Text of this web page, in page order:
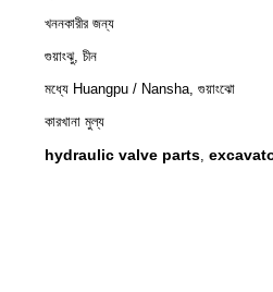
খননকারীর জন্য
গুয়াংঝু, চীন
মধ্যে Huangpu / Nansha, গুয়াংঝো
কারখানা মুল্য
hydraulic valve parts,